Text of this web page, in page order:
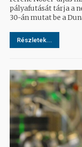
pályafutását tárja a nézők elé. A film,
30-án mutat be a
Részletek...